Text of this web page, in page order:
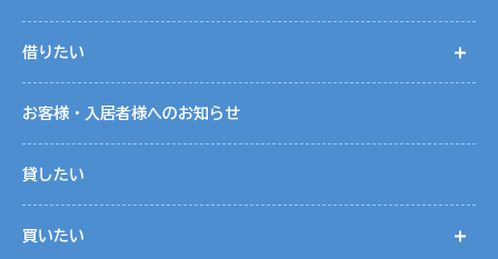
借りたい
お客様・入居者様へのお知らせ
貸したい
買いたい